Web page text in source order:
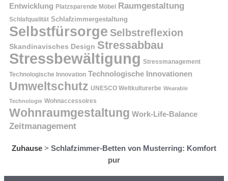
Entwicklung Platzsparende Möbel Raumgestaltung
Schlafqualität Schlafzimmergestaltung
Selbstfürsorge Selbstreflexion
Skandinavisches Design Stressabbau
Stressbewältigung Stressmanagement
Technologische Innovation Technologische Innovationen
Umweltschutz UNESCO Weltkulturerbe Wearable
Technologie Wohnaccessoires
Wohnraumgestaltung Work-Life-Balance
Zeitmanagement
Zuhause > Schlafzimmer-Betten von Musterring: Komfort
pur